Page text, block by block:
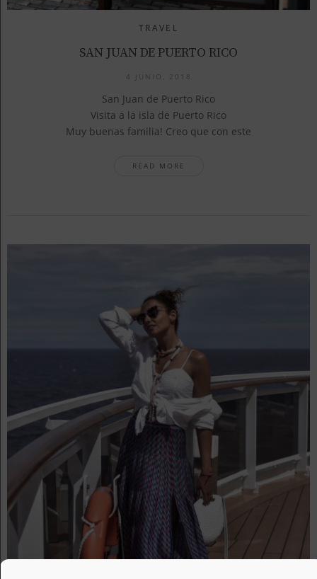
TRAVEL
SAN JUAN DE PUERTO RICO
4 JUNIO, 2018
San Juan de Puerto Rico
Visita a la isla de Puerto Rico
Muy buenas familia! Creo que con este
READ MORE